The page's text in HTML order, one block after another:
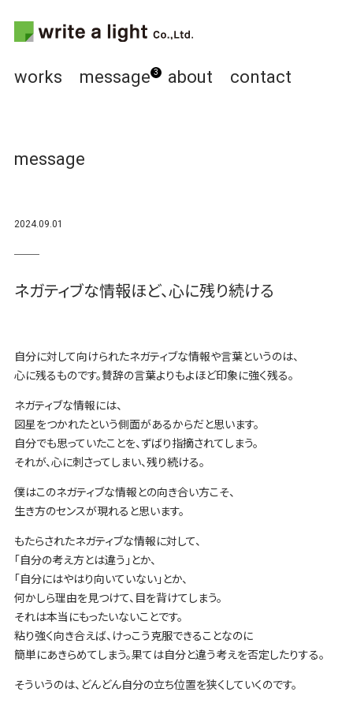
works message 3 about contact
message
2024.09.01
ネガティブな情報ほど、心に残り続ける
自分に対して向けられたネガティブな情報や言葉というのは、
心に残るものです。賛辞の言葉よりもよほど印象に強く残る。
ネガティブな情報には、
図星をつかれたという側面があるからだと思います。
自分でも思っていたことを、ずばり指摘されてしまう。
それが、心に刺さってしまい、残り続ける。
僕はこのネガティブな情報との向き合い方こそ、
生き方のセンスが現れると思います。
もたらされたネガティブな情報に対して、
「自分の考え方とは違う」とか、
「自分にはやはり向いていない」とか、
何かしら理由を見つけて、目を背けてしまう。
それは本当にもったいないことです。
粘り強く向き合えば、けっこう克服できることなのに
簡単にあきらめてしまう。果ては自分と違う考えを否定したりする。
そういうのは、どんどん自分の立ち位置を狭くしていくのです。